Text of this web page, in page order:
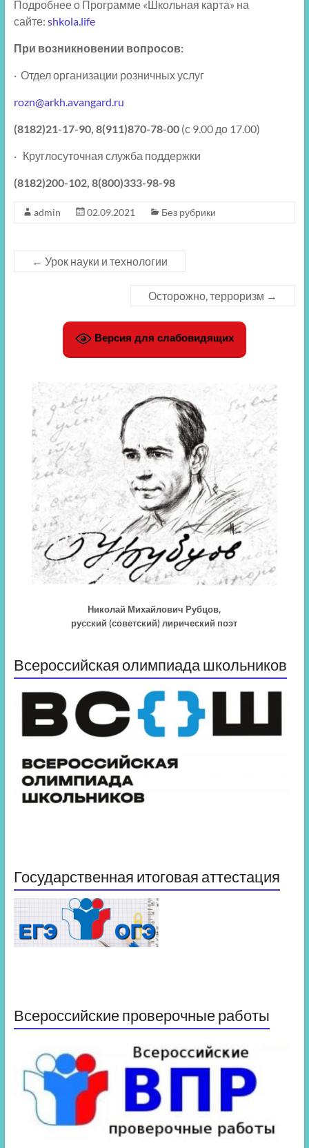
Подробнее о Программе «Школьная карта» на
сайте: shkola.life
При возникновении вопросов:
· Отдел организации розничных услуг
rozn@arkh.avangard.ru
(8182)21-17-90, 8(911)870-78-00 (с 9.00 до 17.00)
· Круглосуточная служба поддержки
(8182)200-102, 8(800)333-98-98
admin 02.09.2021 Без рубрики
← Урок науки и технологии
Осторожно, терроризм →
Версия для слабовидящих
Николай Михайлович Рубцов,
русский (советский) лирический поэт
Всероссийская олимпиада школьников
Государственная итоговая аттестация
Всероссийские проверочные работы